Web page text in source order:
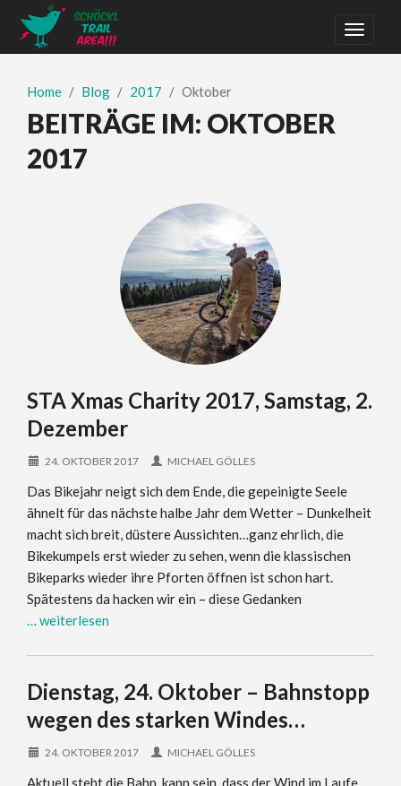
Home Blog 2017 Oktober
BEITRÄGE IM: OKTOBER
2017
STA Xmas Charity 2017, Samstag, 2.
Dezember
24. OKTOBER 2017 MICHAEL GÖLLES
Das Bikejahr neigt sich dem Ende, die gepeinigte Seele
ähnelt für das nächste halbe Jahr dem Wetter – Dunkelheit
macht sich breit, düstere Aussichten…ganz ehrlich, die
Bikekumpels erst wieder zu sehen, wenn die klassischen
Bikeparks wieder ihre Pforten öffnen ist schon hart.
Spätestens da hacken wir ein – diese Gedanken
… weiterlesen
Dienstag, 24. Oktober – Bahnstopp
wegen des starken Windes…
24. OKTOBER 2017 MICHAEL GÖLLES
Aktuell steht die Bahn, kann sein, dass der Wind im Laufe